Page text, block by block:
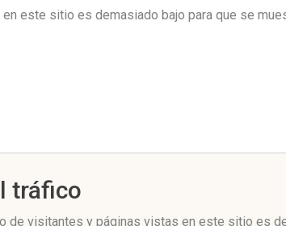
este sitio es demasiado bajo para que se
tráfico
de visitantes y páginas vistas en este sitio es